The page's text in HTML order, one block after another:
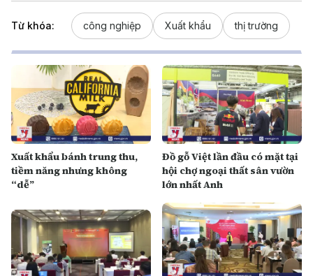
Từ khóa: công nghiệp Xuất khẩu thị trường
Xuất khẩu bánh trung thu,
tiềm năng nhưng không
“dễ”
Đồ gỗ Việt lần đầu có mặt tại
hội chợ ngoại thất sân vườn
lớn nhất Anh